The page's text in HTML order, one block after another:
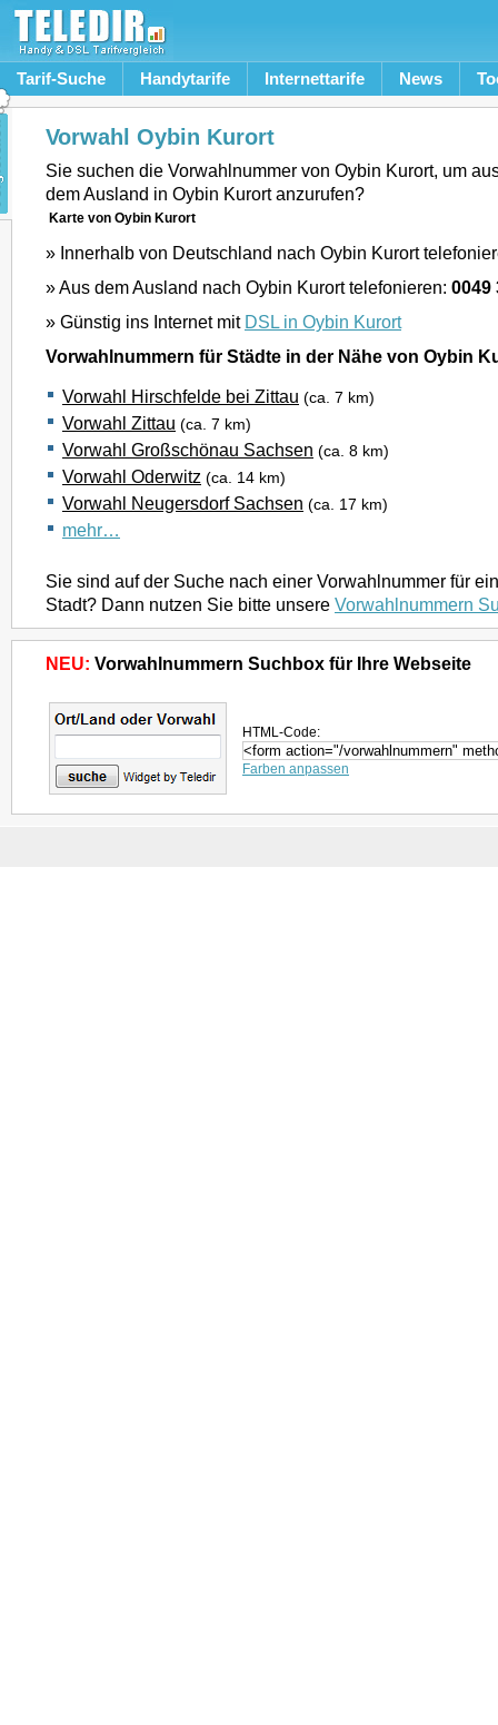
Tarif-Suche Handytarife Internettarife News
Vorwahl Oybin Kurort
Sie suchen die Vorwahlnummer von Oybin Kurort, um
dem Ausland in Oybin Kurort anzurufen?
Karte von Oybin Kurort
» Innerhalb von Deutschland nach Oybin Kurort
» Aus dem Ausland nach Oybin Kurort telefonieren: 0049
» Günstig ins Internet mit DSL in Oybin Kurort
Vorwahlnummern für Städte in der Nähe von Oybin
Vorwahl Hirschfelde bei Zittau (ca. 7 km)
Vorwahl Zittau (ca. 7 km)
Vorwahl Großschönau Sachsen (ca. 8 km)
Vorwahl Oderwitz (ca. 14 km)
Vorwahl Neugersdorf Sachsen (ca. 17 km)
mehr…
Sie sind auf der Suche nach einer Vorwahlnummer für
Stadt? Dann nutzen Sie bitte unsere Vorwahlnummern
NEU: Vorwahlnummern Suchbox für Ihre Webseite
HTML-Code:
Farben anpassen